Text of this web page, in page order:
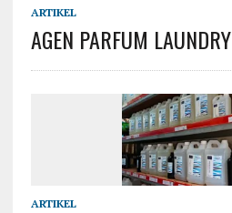
ARTIKEL
AGEN PARFUM
ARTIKEL